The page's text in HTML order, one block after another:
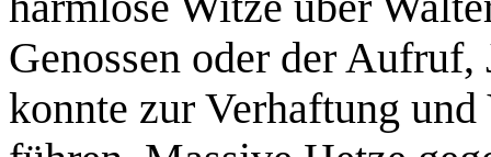
Genossen oder der
konnte zur Verhaftung